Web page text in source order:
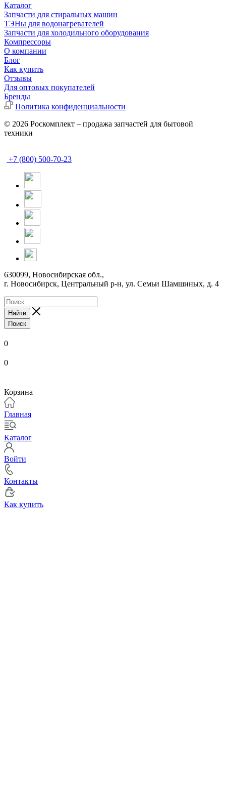
Каталог
Запчасти для стиральных машин
ТЭНы для водонагревателей
Запчасти для холодильного оборудования
Компрессоры
О компании
Блог
Как купить
Отзывы
Для оптовых покупателей
Бренды
Политика конфиденциальности
© 2026 Роскомплект – продажа запчастей для бытовой
техники
+7 (800) 500-70-23
630099, Новосибирская обл.,
г. Новосибирск, Центральный р-н, ул. Семьи Шамшиных, д. 4
Найти
Поиск
0
0
Корзина
Главная
Каталог
Войти
Контакты
Как купить